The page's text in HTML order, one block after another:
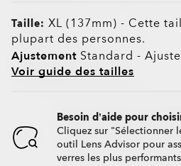
Taille: XL (137mm) - Cette
plupart des personnes.
Ajustement Standard -
Voir guide des tailles
Besoin d’aide pour
Cliquez sur "Sélectionner
outil Lens Advisor pour
verres les plus